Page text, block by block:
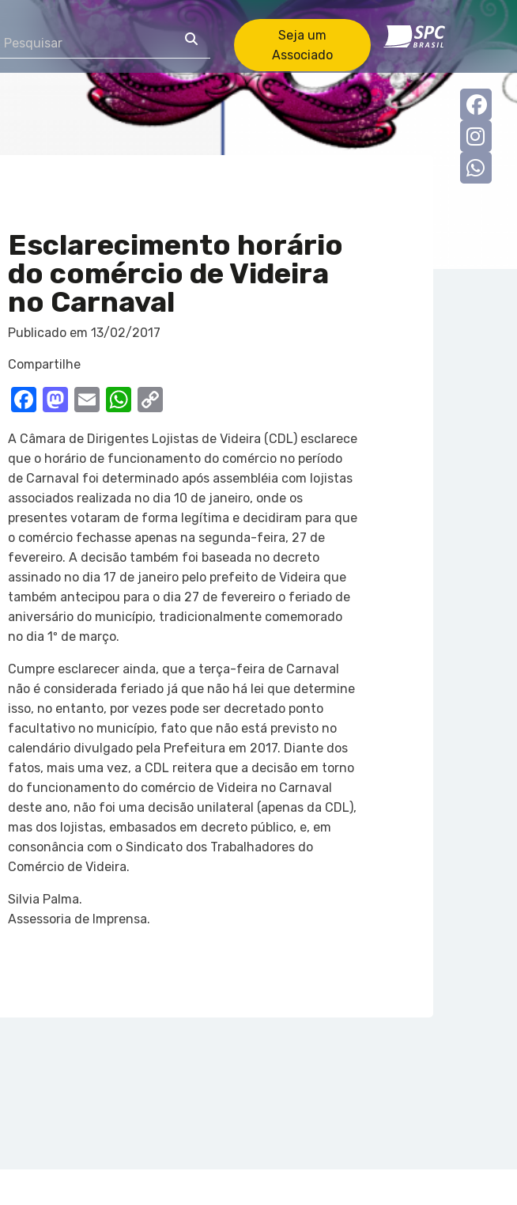
Seja um
Associado
Esclarecimento horário
do comércio de Videira
no Carnaval
Publicado em 13/02/2017
Compartilhe
Facebook
Mastodon
EmailWhatsApp
Copy
A Câmara de Dirigentes Lojistas de Videira (CDL) esclarece
que o horário de funcionamento do comércio no período
de Carnaval foi determinado após assembléia com lojistas
associados realizada no dia 10 de janeiro, onde os
presentes votaram de forma legítima e decidiram para que
o comércio fechasse apenas na segunda-feira, 27 de
fevereiro. A decisão também foi baseada no decreto
assinado no dia 17 de janeiro pelo prefeito de Videira que
também antecipou para o dia 27 de fevereiro o feriado de
aniversário do município, tradicionalmente comemorado
no dia 1º de março.
Cumpre esclarecer ainda, que a terça-feira de Carnaval
não é considerada feriado já que não há lei que determine
isso, no entanto, por vezes pode ser decretado ponto
facultativo no município, fato que não está previsto no
calendário divulgado pela Prefeitura em 2017. Diante dos
fatos, mais uma vez, a CDL reitera que a decisão em torno
do funcionamento do comércio de Videira no Carnaval
deste ano, não foi uma decisão unilateral (apenas da CDL),
mas dos lojistas, embasados em decreto público, e, em
consonância com o Sindicato dos Trabalhadores do
Comércio de Videira.
Silvia Palma.
Assessoria de Imprensa.